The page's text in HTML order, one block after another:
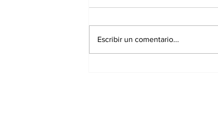
Escribir un comentario...